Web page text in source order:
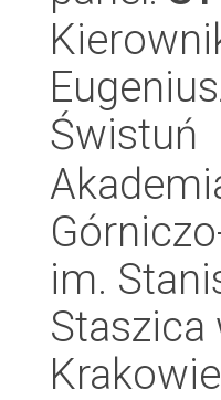
Świstuń
im.
Staszica
Krakowie